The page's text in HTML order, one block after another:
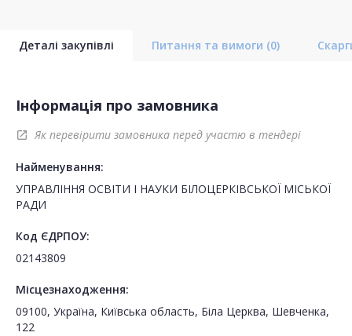
Деталі закупівлі Питання та вимоги (0)
Інформація про замовника
open_in_new Як перевірити замовника перед участю в тендері
Найменування:
УПРАВЛІННЯ ОСВІТИ І НАУКИ БІЛОЦЕРКІВСЬКОЇ МІСЬКОЇ
РАДИ
Код ЄДРПОУ:
02143809
Місцезнаходження:
09100, Україна, Київська область, Біла Церква, Шевченка,
122